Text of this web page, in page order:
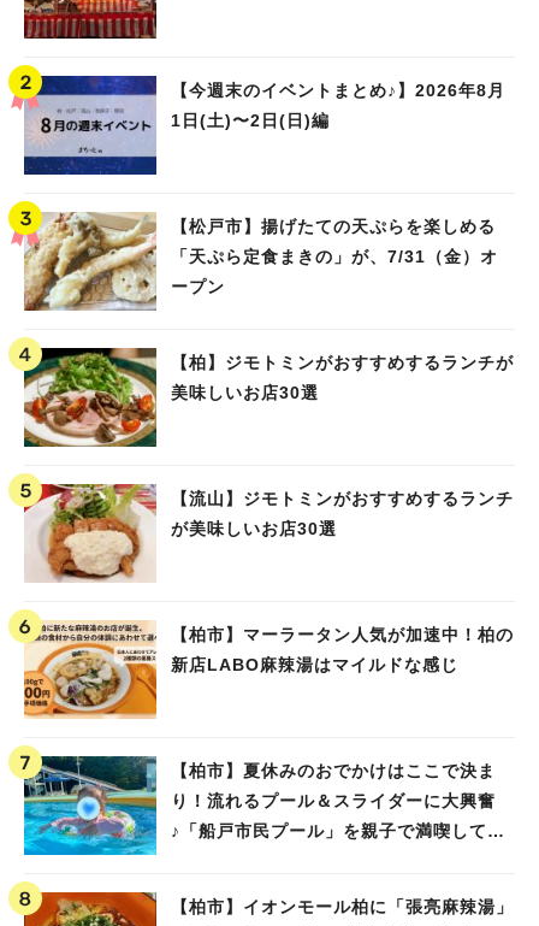
【今週末のイベントまとめ♪】2026年8月
1日(土)〜2日(日)編
【松戸市】揚げたての天ぷらを楽しめる
「天ぷら定食まきの」が、7/31（金）オ
ープン
【柏】ジモトミンがおすすめするランチが
美味しいお店30選
【流山】ジモトミンがおすすめするランチ
が美味しいお店30選
【柏市】マーラータン人気が加速中！柏の
新店LABO麻辣湯はマイルドな感じ
【柏市】夏休みのおでかけはここで決ま
り！流れるプール＆スライダーに大興奮
♪「船戸市民プール」を親子で満喫してき
【柏市】イオンモール柏に「張亮麻辣湯」